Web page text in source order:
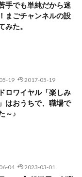
手でも単純だから迷
まごチャンネルの設
みた。
19 2017-05-19
ロワイヤル「楽しみ
はおうちで、職場で
～♪
04 2023-03-01